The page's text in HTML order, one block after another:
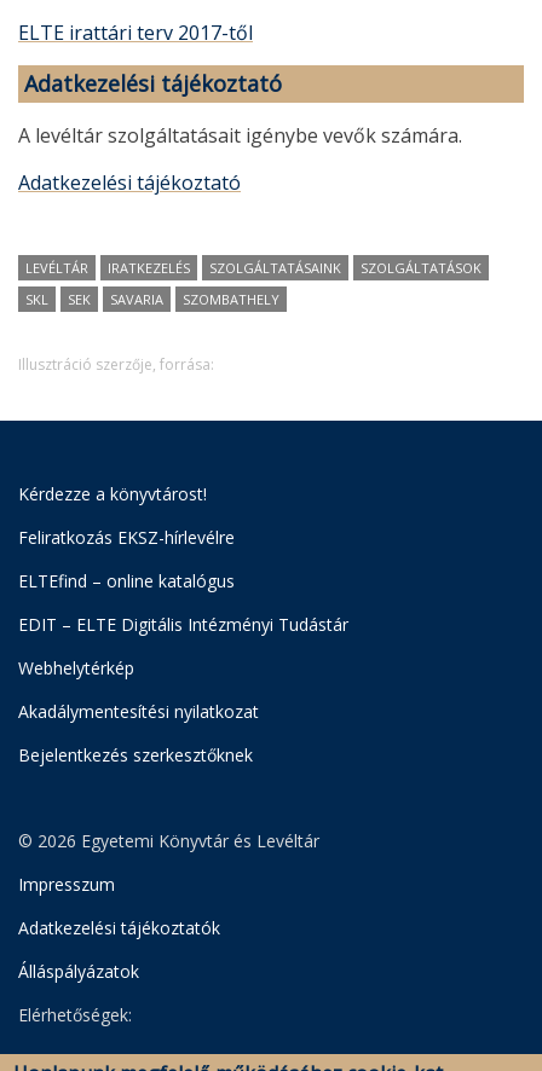
ELTE irattári terv 2017-től
Adatkezelési tájékoztató
A levéltár szolgáltatásait igénybe vevők számára.
Adatkezelési tájékoztató
LEVÉLTÁR IRATKEZELÉS SZOLGÁLTATÁSAINK
SZOLGÁLTATÁSOK
SKL
SEK SAVARIA SZOMBATHELY
Illusztráció szerzője, forrása:
Kérdezze a könyvtárost!
Feliratkozás EKSZ-hírlevélre
ELTEfind – online katalógus
EDIT – ELTE Digitális Intézményi Tudástár
Webhelytérkép
Akadálymentesítési nyilatkozat
Bejelentkezés szerkesztőknek
© 2026 Egyetemi Könyvtár és Levéltár
Impresszum
Adatkezelési tájékoztatók
Álláspályázatok
Elérhetőségek:
Egyetemi Könyvtár